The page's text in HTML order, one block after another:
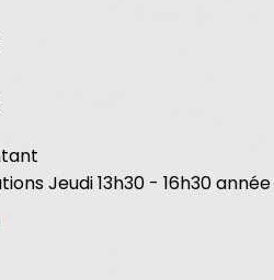
Jeudi 13h30 - 16h30